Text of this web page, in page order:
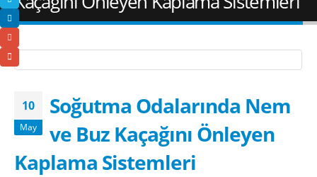
10
May
Soğutma Odalarında Nem
ve Buz Kaçağını Önleyen
Kaplama Sistemleri